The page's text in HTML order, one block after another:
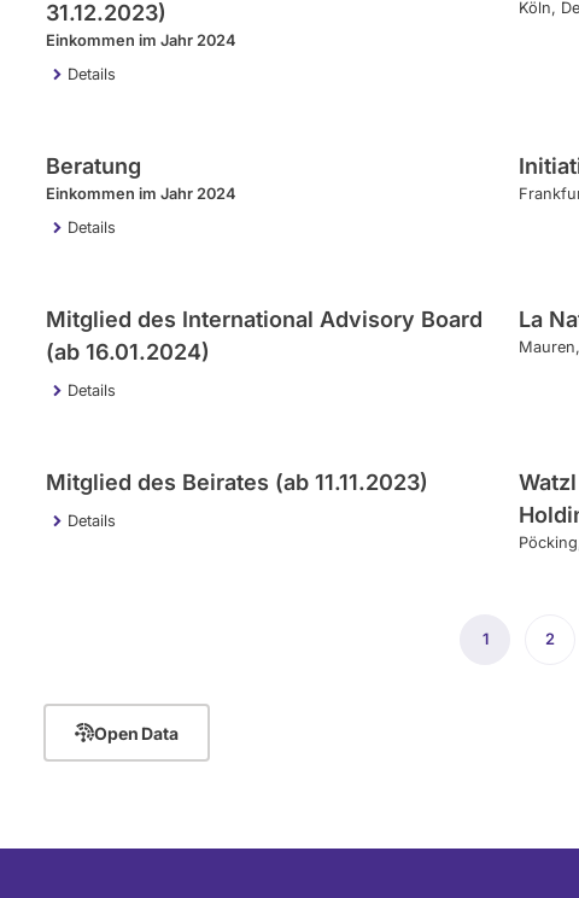
31.12.2023)
Einkommen im Jahr 2024
Details
Köln
Beratung
Einkommen im Jahr 2024
Details
Mitglied des International Advisory Board
(ab 16.01.2024)
Details
La
Mauren
Mitglied des Beirates (ab 11.11.2023)
Details
Pöcking
Aktuelle
1 Seite
2
Open Data